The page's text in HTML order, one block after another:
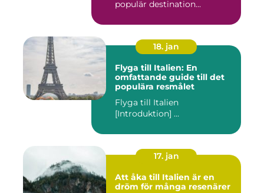
populär destination...
18. jan
Flyga till Italien: En
omfattande guide till det
populära resmålet
Flyga till Italien
[Introduktion] ...
17. jan
Att åka till Italien är en
dröm för många resenärer